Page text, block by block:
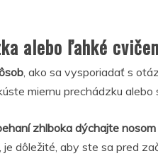
alebo ľahké
, ako sa vysporiadať s
miernu prechádzku
zhlboka dýchajte
je dôležité, aby ste sa pred